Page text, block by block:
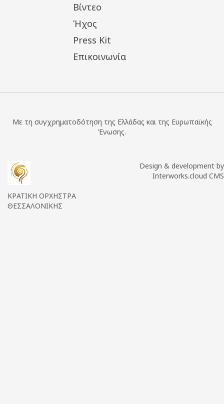
Βίντεο
Ήχος
Press Kit
Επικοινωνία
Με τη συγχρηματοδότηση της Ελλάδας και της Ευρωπαϊκής
Ένωσης.
ΚΡΑΤΙΚΗ ΟΡΧΗΣΤΡΑ
ΘΕΣΣΑΛΟΝΙΚΗΣ
Design & development by
Interworks.cloud CMS